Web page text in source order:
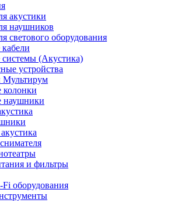
акустики
наушников
светового оборудования
системы (Акустика)
устройства
Мультирум
колонки
наушники
и фильтры
оборудования